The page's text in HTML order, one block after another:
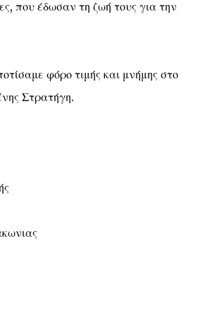
που έδωσαν τη ζωή τους για την
φόρο τιμής και μνήμης στο
Στρατήγη.